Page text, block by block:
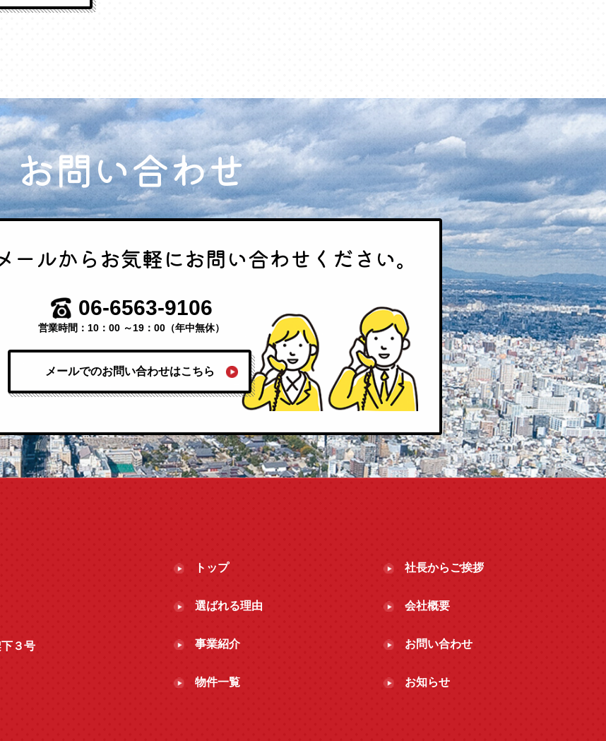
お問い合わせ
ールからお気軽にお問い合わせください。
06-6563-9106
営業時間：10：00 ～19：00（年中無休）
メールでのお問い合わせはこちら
３号
トップ
選ばれる理由
事業紹介
物件一覧
社長からご挨拶
会社概要
お問い合わせ
お知らせ